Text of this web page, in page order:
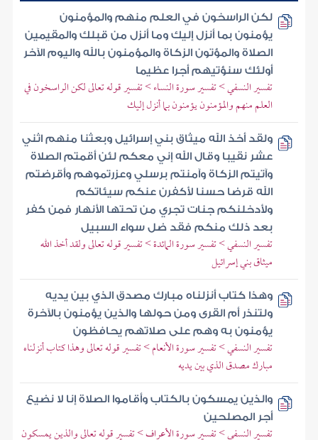
لكن الراسخون في العلم منهم والمؤمنون
يؤمنون بما أنزل إليك وما أنزل من قبلك والمقيمين
الصلاة والمؤتون الزكاة والمؤمنون بالله واليوم الآخر
أولئك سنؤتيهم أجرا عظيما
تفسير النسفي > تفسير سورة النساء > تفسير قوله تعالى لكن الراسخون في
العلم منهم والمؤمنون يؤمنون بما أنزل إليك
ولقد أخذ الله ميثاق بني إسرائيل وبعثنا منهم اثني
عشر نقيبا وقال الله إني معكم لئن أقمتم الصلاة
وآتيتم الزكاة وآمنتم برسلي وعزرتموهم وأقرضتم
الله قرضا حسنا لأكفرن عنكم سيئاتكم
ولأدخلنكم جنات تجري من تحتها الأنهار فمن كفر
بعد ذلك منكم فقد ضل سواء السبيل
تفسير النسفي > تفسير سورة المائدة > تفسير قوله تعالى ولقد أخذ الله
ميثاق بني إسرائيل
وهذا كتاب أنزلناه مبارك مصدق الذي بين يديه
ولتنذر أم القرى ومن حولها والذين يؤمنون بالآخرة
يؤمنون به وهم على صلاتهم يحافظون
تفسير النسفي > تفسير سورة الأنعام > تفسير قوله تعالى وهذا كتاب أنزلناه
مبارك مصدق الذي بين يديه
والذين يمسكون بالكتاب وأقاموا الصلاة إنا لا نضيع
أجر المصلحين
تفسير النسفي > تفسير سورة الأعراف > تفسير قوله تعالى والذين يمسكون